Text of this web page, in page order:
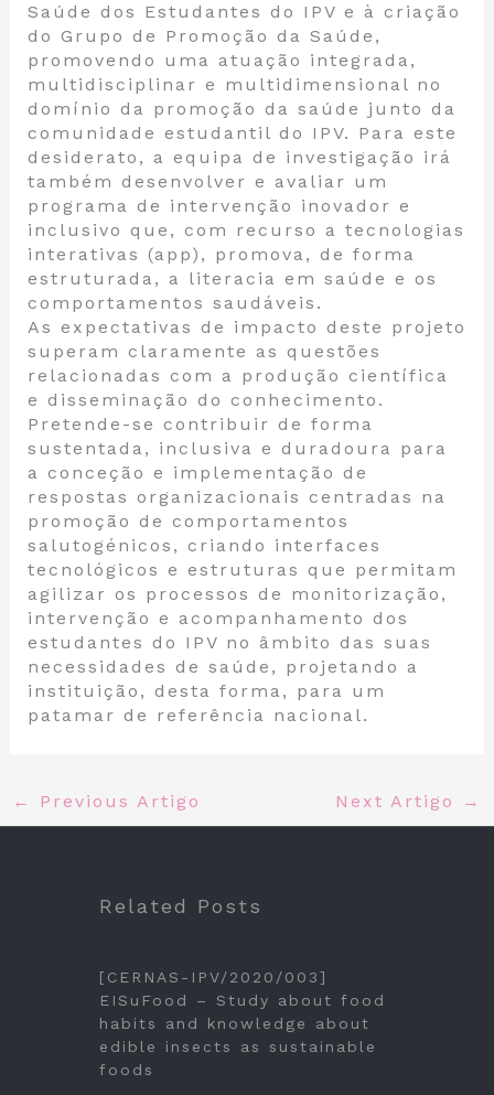
Saúde dos Estudantes do IPV e à criação
do Grupo de Promoção da Saúde,
promovendo uma atuação integrada,
multidisciplinar e multidimensional no
domínio da promoção da saúde junto da
comunidade estudantil do IPV. Para este
desiderato, a equipa de investigação irá
também desenvolver e avaliar um
programa de intervenção inovador e
inclusivo que, com recurso a tecnologias
interativas (app), promova, de forma
estruturada, a literacia em saúde e os
comportamentos saudáveis.
As expectativas de impacto deste projeto
superam claramente as questões
relacionadas com a produção científica
e disseminação do conhecimento.
Pretende-se contribuir de forma
sustentada, inclusiva e duradoura para
a conceção e implementação de
respostas organizacionais centradas na
promoção de comportamentos
salutogénicos, criando interfaces
tecnológicos e estruturas que permitam
agilizar os processos de monitorização,
intervenção e acompanhamento dos
estudantes do IPV no âmbito das suas
necessidades de saúde, projetando a
instituição, desta forma, para um
patamar de referência nacional.
← Previous Artigo Next Artigo →
Related Posts
[CERNAS-IPV/2020/003]
EISuFood – Study about food
habits and knowledge about
edible insects as sustainable
foods